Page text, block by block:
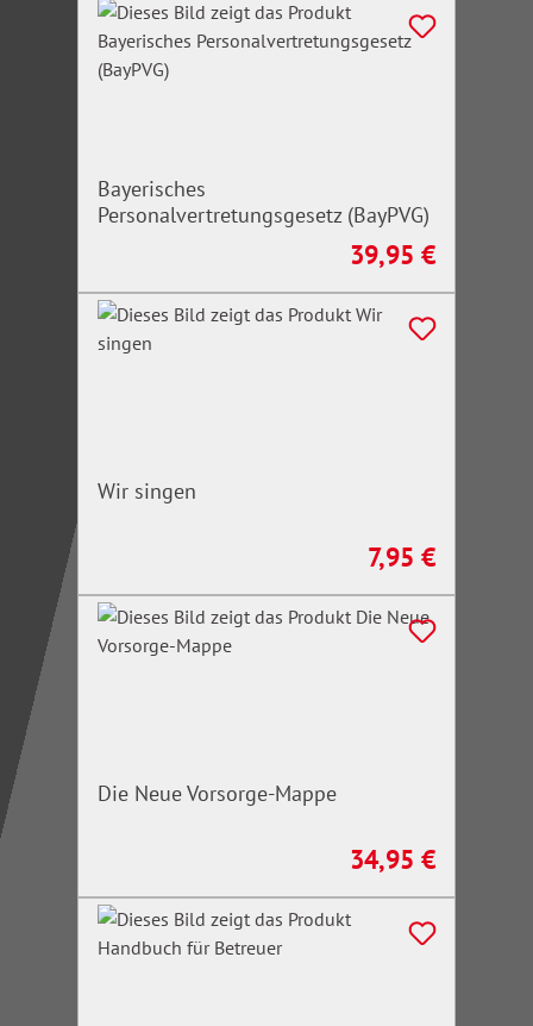
Bayerisches
Personalvertretungsgesetz (BayPVG)
Regulärer Preis:
39,95 €
Wir singen
Regulärer Preis:
7,95 €
Die Neue Vorsorge-Mappe
Regulärer Preis:
34,95 €